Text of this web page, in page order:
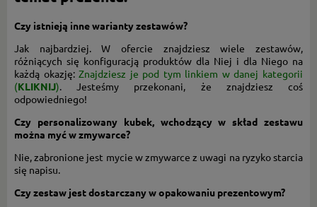
Czy istnieją inne warianty zestawów?
Jak najbardziej. W ofercie znajdziesz wiele zestawów,
różniących się konfiguracją produktów dla Niej i dla Niego na
każdą okazję:Znajdziesz je pod tym linkiem w danej kategorii
(KLIKNIJ). Jesteśmy przekonani, że znajdziesz coś
odpowiedniego!
Czy personalizowany kubek, wchodzący w skład zestawu
można myć w zmywarce?
Nie, zabronione jest mycie w zmywarce z uwagi na ryzyko starcia
się napisu.
Czy zestaw jest dostarczany w opakowaniu prezentowym?